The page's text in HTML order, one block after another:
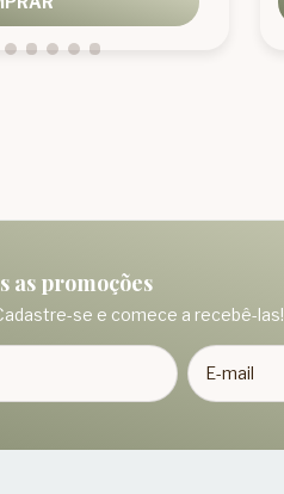
as promoções
se e comece a recebê-las!